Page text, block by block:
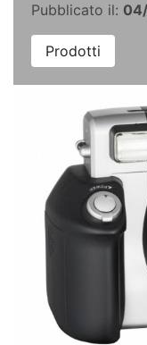
Pubblicato il:
Prodotti